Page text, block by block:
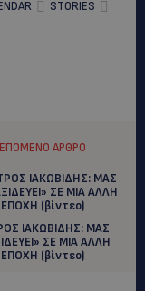
STORIES
ΕΠΌΜΕΝΟ ΆΡΘΡΟ
ΙΑΚΩΒΙΔΗΣ: MAΣ
ΣΕ ΜΙΑ ΑΛΛΗ
ΕΠΟΧΗ (βίντεο)